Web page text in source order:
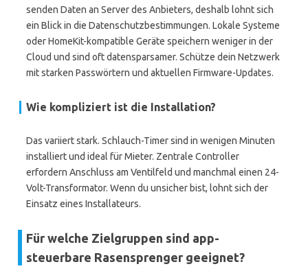
senden Daten an Server des Anbieters, deshalb lohnt sich
ein Blick in die Datenschutzbestimmungen. Lokale Systeme
oder HomeKit-kompatible Geräte speichern weniger in der
Cloud und sind oft datensparsamer. Schütze dein Netzwerk
mit starken Passwörtern und aktuellen Firmware-Updates.
Wie kompliziert ist die Installation?
Das variiert stark. Schlauch-Timer sind in wenigen Minuten
installiert und ideal für Mieter. Zentrale Controller
erfordern Anschluss am Ventilfeld und manchmal einen 24-
Volt-Transformator. Wenn du unsicher bist, lohnt sich der
Einsatz eines Installateurs.
Für welche Zielgruppen sind app-
steuerbare Rasensprenger geeignet?